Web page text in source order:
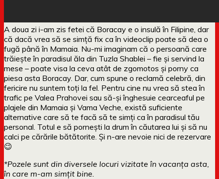
A doua zi i-am zis fetei că Boracay e o insulă în Filipine, dar
că dacă vrea să se simță fix ca în videoclip poate să dea o
fugă până în Mamaia. Nu-mi imaginam că o persoană care
trăiește în paradisul ăla din Tuzla Shablei – fie și servind la
mese – poate visa la ceva atât de zgomotos și porny ca
piesa asta Boracay. Dar, cum spune o reclamă celebră, din
fericire nu suntem toți la fel. Pentru cine nu vrea să stea în
trafic pe Valea Prahovei sau să-și înghesuie cearceaful pe
plajele din Mamaia și Vama Veche, există suficiente
alternative care să te facă să te simți ca în paradisul tău
personal. Totul e să pornești la drum în căutarea lui și să nu
calci pe cărările bătătorite. Și n-are nevoie nici de rezervare
😉
*Pozele sunt din diversele locuri vizitate în vacanța asta,
în care m-am simțit bine.